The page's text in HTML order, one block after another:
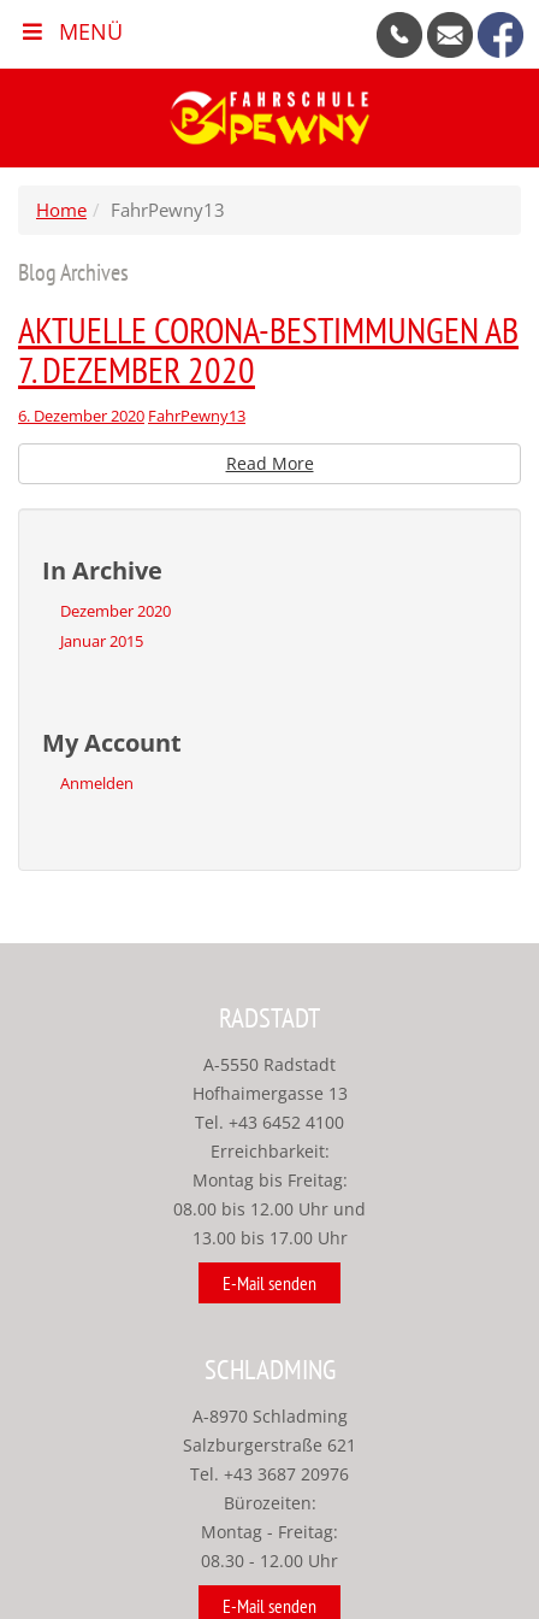
MENÜ
Home FahrPewny13
Blog Archives
AKTUELLE CORONA-BESTIMMUNGEN AB
7. DEZEMBER 2020
6. Dezember 2020 FahrPewny13
Read More
In Archive
Dezember 2020
Januar 2015
My Account
Anmelden
RADSTADT
A-5550 Radstadt
Hofhaimergasse 13
Tel. +43 6452 4100
Erreichbarkeit:
Montag bis Freitag:
08.00 bis 12.00 Uhr und
13.00 bis 17.00 Uhr
E-Mail senden
SCHLADMING
A-8970 Schladming
Salzburgerstraße 621
Tel. +43 3687 20976
Bürozeiten:
Montag - Freitag:
08.30 - 12.00 Uhr
E-Mail senden